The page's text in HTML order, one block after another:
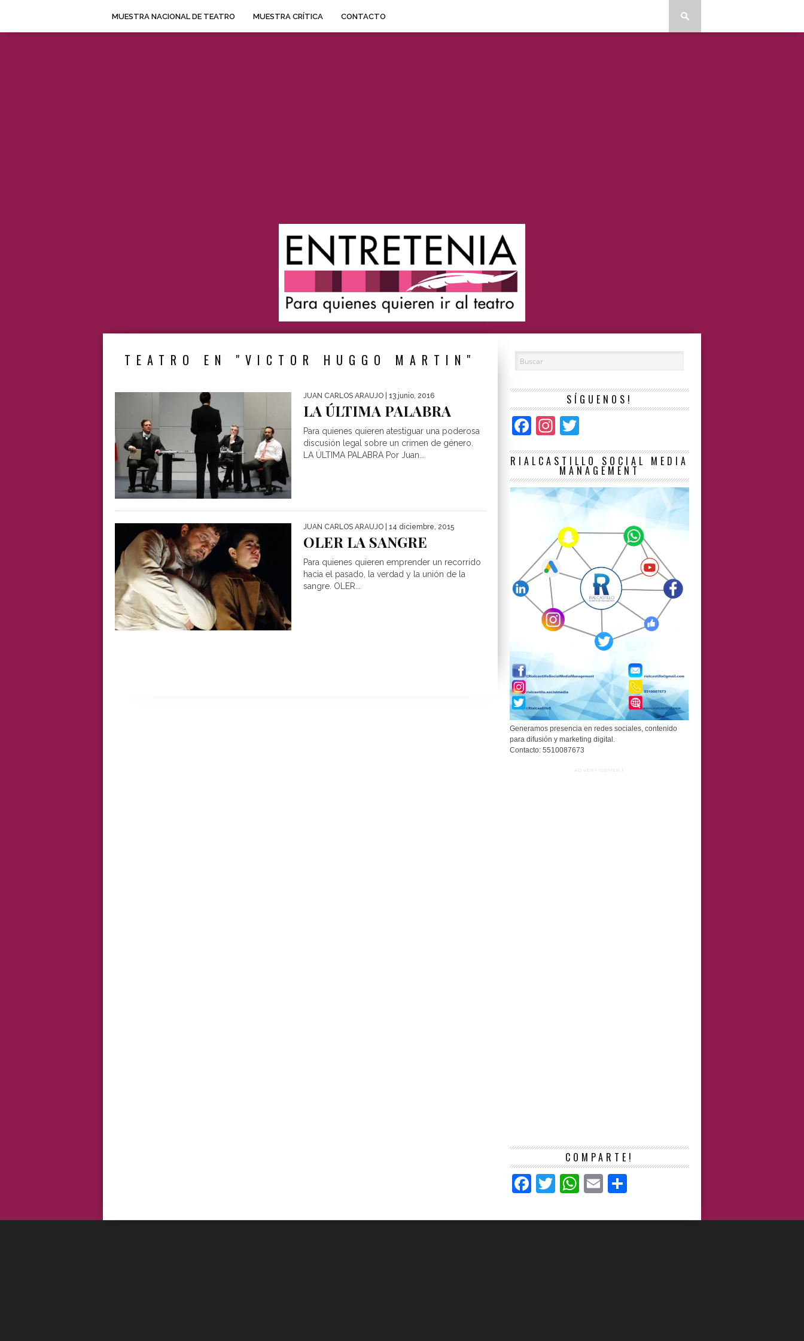
MUESTRA NACIONAL DE TEATRO MUESTRA CRÍTICA CONTACTO
TEATRO EN "VICTOR HUGGO MARTIN"
JUAN CARLOS ARAUJO | 13 junio, 2016
LA ÚLTIMA PALABRA
Para quienes quieren atestiguar una poderosa
discusión legal sobre un crimen de género.
LA ÚLTIMA PALABRA Por Juan...
JUAN CARLOS ARAUJO | 14 diciembre, 2015
OLER LA SANGRE
Para quienes quieren emprender un recorrido
hacia el pasado, la verdad y la unión de la
sangre. OLER...
SÍGUENOS!
Facebook
Instagram
RIALCASTILLO SOCIAL MEDIA
MANAGEMENT
Generamos presencia en redes sociales, contenido
para difusión y marketing digital.
Contacto: 5510087673
ADVERTISEMENT
COMPARTE!
Facebook
TwitterWhatsApp
Email